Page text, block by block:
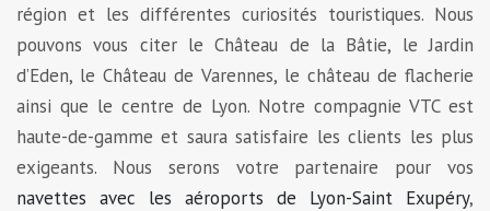
région et les différentes curiosités touristiques. Nous
pouvons vous citer le Château de la Bâtie, le Jardin
d’Eden, le Château de Varennes, le château de flacherie
ainsi que le centre de Lyon. Notre compagnie VTC est
haute-de-gamme et saura satisfaire les clients les plus
exigeants. Nous serons votre partenaire pour vos
navettes avec les aéroports de Lyon-Saint Exupéry,